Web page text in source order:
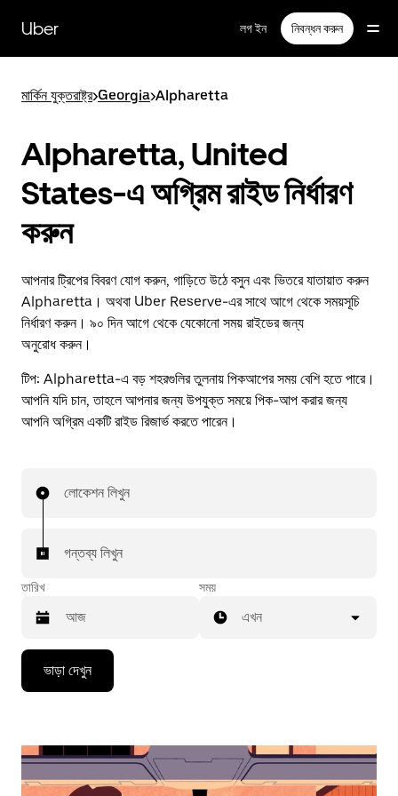
প্রধান
বিষয়সূচিতে
Uber লগ ইন নিবন্ধন করুন
মার্কিন যুক্তরাষ্ট্র>Georgia>Alpharetta
Alpharetta, United
States-এ অগ্রিম রাইড নির্ধারণ
করুন
আপনার ট্রিপের বিবরণ যোগ করুন, গাড়িতে উঠে বসুন এবং ভিতরে যাতায়াত করুন
Alpharetta। অথবা Uber Reserve-এর সাথে আগে থেকে সময়সূচি
নির্ধারণ করুন। ৯০ দিন আগে থেকে যেকোনো সময় রাইডের জন্য
অনুরোধ করুন।
টিপ: Alpharetta-এ বড় শহরগুলির তুলনায় পিকআপের সময় বেশি হতে পারে।
আপনি যদি চান, তাহলে আপনার জন্য উপযুক্ত সময়ে পিক-আপ করার জন্য
আপনি অগ্রিম একটি রাইড রিজার্ভ করতে পারেন।
লোকেশন লিখুন
গন্তব্য লিখুন
তারিখ
Press
down
interact
the
সময়
এখন
ভাড়া দেখুন